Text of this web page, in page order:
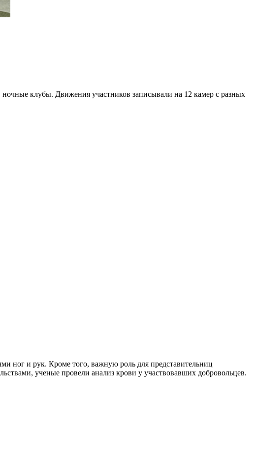
клубы. Движения участников записывали на 12 камер с разных
ног и рук. Кроме того, важную роль для представительниц
ученые провели анализ крови у участвовавших добровольцев.